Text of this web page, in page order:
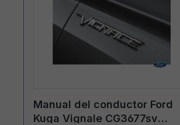
Manual del conductor Ford
Kuga Vignale CG3677sv